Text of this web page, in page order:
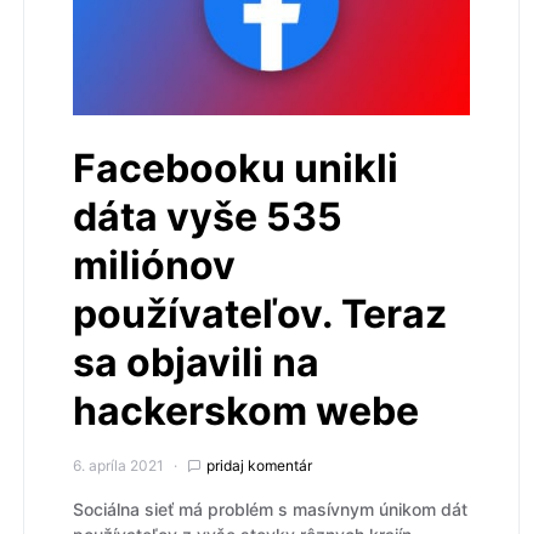
Facebooku unikli
dáta vyše 535
miliónov
používateľov. Teraz
sa objavili na
hackerskom webe
6. apríla 2021 pridaj komentár
Sociálna sieť má problém s masívnym únikom dát